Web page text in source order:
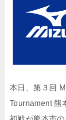
本日、第３回
Tournament 熊